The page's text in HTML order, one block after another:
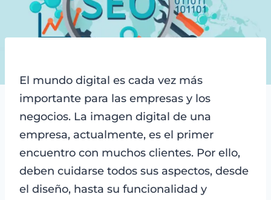
El mundo digital es cada vez más
importante para las empresas y los
negocios. La imagen digital de una
empresa, actualmente, es el primer
encuentro con muchos clientes. Por ello,
deben cuidarse todos sus aspectos, desde
el diseño, hasta su funcionalidad y